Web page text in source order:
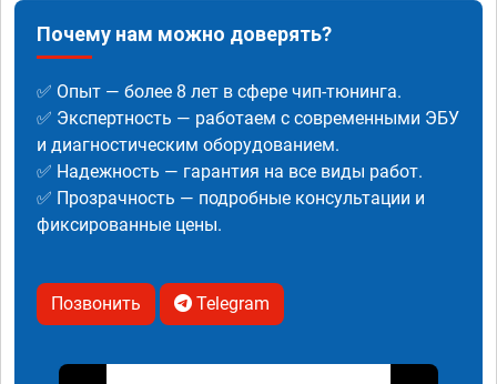
Почему нам можно доверять?
✅ Опыт — более 8 лет в сфере чип-тюнинга.
✅ Экспертность — работаем с современными ЭБУ
и диагностическим оборудованием.
✅ Надежность — гарантия на все виды работ.
✅ Прозрачность — подробные консультации и
фиксированные цены.
Позвонить Telegram